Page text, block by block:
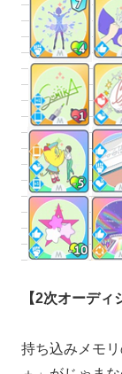
【2次オーディ
持ち込みメモ